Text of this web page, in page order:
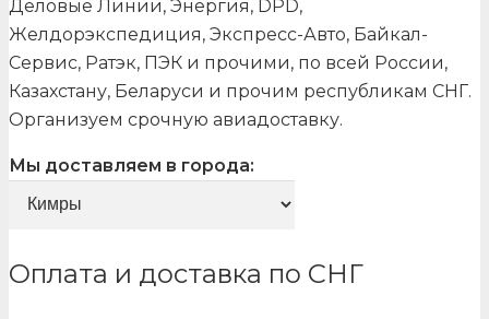
Деловые Линии, Энергия, DPD,
Желдорэкспедиция, Экспресс-Авто, Байкал-
Сервис, Ратэк, ПЭК и прочими, по всей России,
Казахстану, Беларуси и прочим республикам СНГ.
Организуем срочную авиадоставку.
Мы доставляем в города:
Оплата и доставка по СНГ